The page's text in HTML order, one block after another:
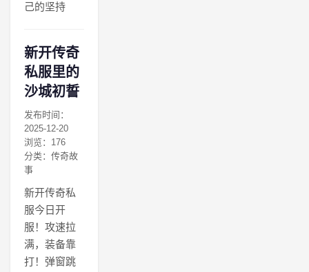
己的坚持
新开传奇
私服里的
沙城初誓
发布时间：
2025-12-20
浏览：176
分类：传奇故
事
新开传奇私
服今日开
服！攻速拉
满，装备靠
打！弹窗跳